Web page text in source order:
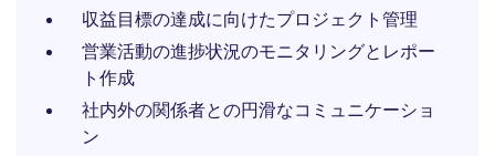
収益目標の達成に向けたプロジェクト管理
営業活動の進捗状況のモニタリングとレポー
ト作成
社内外の関係者との円滑なコミュニケーショ
ン